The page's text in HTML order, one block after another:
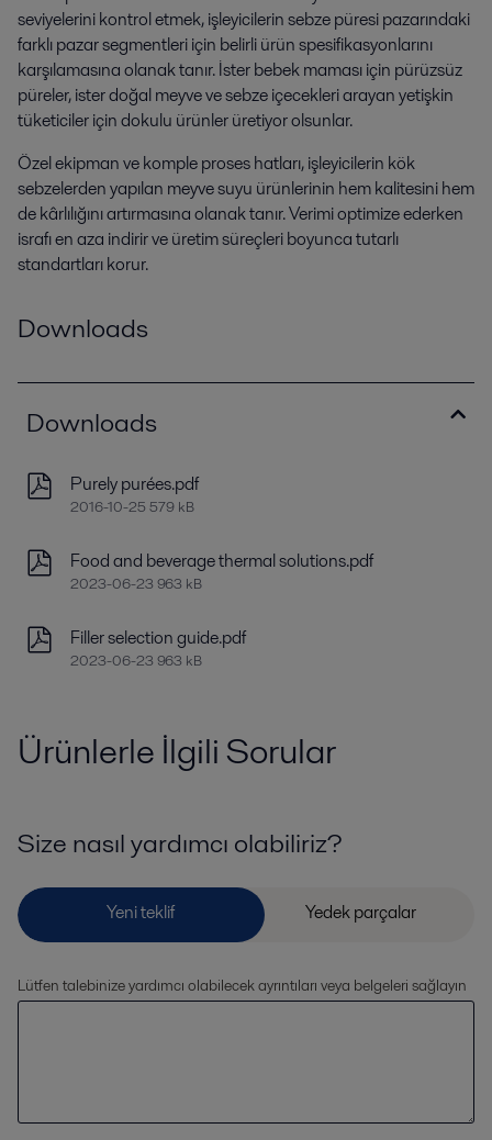
seviyelerini kontrol etmek, işleyicilerin sebze püresi pazarındaki
farklı pazar segmentleri için belirli ürün spesifikasyonlarını
karşılamasına olanak tanır. İster bebek maması için pürüzsüz
püreler, ister doğal meyve ve sebze içecekleri arayan yetişkin
tüketiciler için dokulu ürünler üretiyor olsunlar.
Özel ekipman ve komple proses hatları, işleyicilerin kök
sebzelerden yapılan meyve suyu ürünlerinin hem kalitesini hem
de kârlılığını artırmasına olanak tanır. Verimi optimize ederken
israfı en aza indirir ve üretim süreçleri boyunca tutarlı
standartları korur.
Downloads
Downloads
Purely purées.pdf
2016-10-25 579 kB
Food and beverage thermal solutions.pdf
2023-06-23 963 kB
Filler selection guide.pdf
2023-06-23 963 kB
Ürünlerle İlgili Sorular
Size nasıl yardımcı olabiliriz?
Lütfen talebinize yardımcı olabilecek ayrıntıları veya belgeleri sağlayın